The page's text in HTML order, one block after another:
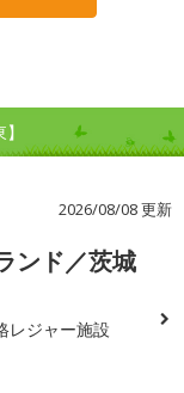
2026/08/08 更新
ンド／茨城
レジャー施設